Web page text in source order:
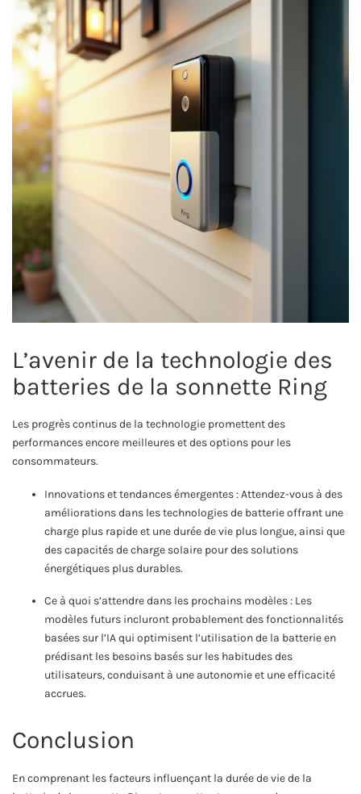
L’avenir de la technologie des
batteries de la sonnette Ring
Les progrès continus de la technologie promettent des
performances encore meilleures et des options pour les
consommateurs.
Innovations et tendances émergentes : Attendez-vous à des
améliorations dans les technologies de batterie offrant une
charge plus rapide et une durée de vie plus longue, ainsi que
des capacités de charge solaire pour des solutions
énergétiques plus durables.
Ce à quoi s’attendre dans les prochains modèles : Les
modèles futurs incluront probablement des fonctionnalités
basées sur l’IA qui optimisent l’utilisation de la batterie en
prédisant les besoins basés sur les habitudes des
utilisateurs, conduisant à une autonomie et une efficacité
accrues.
Conclusion
En comprenant les facteurs influençant la durée de vie de la